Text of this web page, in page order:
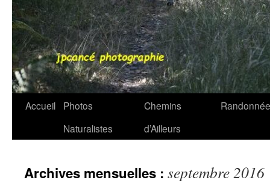
Accueil
Photos
Naturalistes
Chemins
d’Ailleurs
Archives mensuelles : septembre 2016